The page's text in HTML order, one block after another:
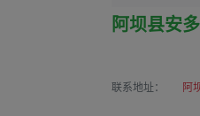
阿坝县安
联系地址： 阿